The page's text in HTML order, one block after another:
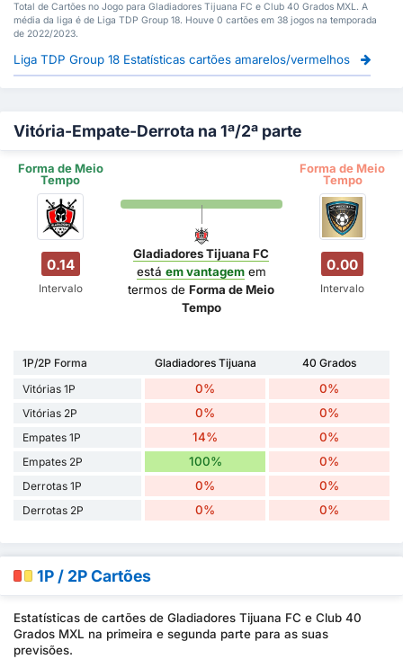
Total de Cartões no Jogo para Gladiadores Tijuana FC e Club 40 Grados MXL. A
média da liga é de Liga TDP Group 18. Houve 0 cartões em 38 jogos na temporada
de 2022/2023.
Liga TDP Group 18 Estatísticas cartões amarelos/vermelhos
Vitória-Empate-Derrota na 1ª/2ª parte
Forma de Meio
Tempo
Forma de Meio
Tempo
0.14
Intervalo
Gladiadores Tijuana FC
está em vantagemem
termos deForma de Meio
Tempo
0.00
Intervalo
1P/2P Forma Gladiadores Tijuana
40 Grados
Vitórias 1P
0% 0%
Vitórias 2P 0% 0%
Empates 1P 14% 0%
Empates 2P 100% 0%
Derrotas 1P 0% 0%
Derrotas 2P 0% 0%
1P / 2P Cartões
Estatísticas de cartões de Gladiadores Tijuana FC e Club 40
Grados MXL na primeira e segunda parte para as suas
previsões.